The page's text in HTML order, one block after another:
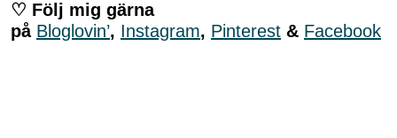
♡ Följ mig gärna
på Bloglovin’, Instagram, Pinterest & Facebook